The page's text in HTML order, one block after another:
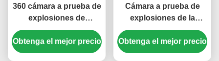
360 cámara a prueba de
explosiones de
seguimiento auto de
Atex Marine Grade 316L
PTZ del grado
Obtenga el mejor precio
Cámara a prueba de
explosiones de la
prueba PTZ de la llama
de 2.2MP 20x con la luz
infrarroja
Obtenga el mejor precio